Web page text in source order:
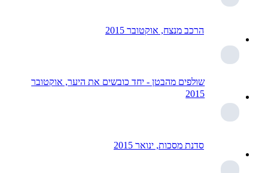
הרכב מנצח, אוקטובר 2015
שולפים מהבטן - יחד כובשים את היער, אוקטובר
2015
סדנת מסכות, ינואר 2015